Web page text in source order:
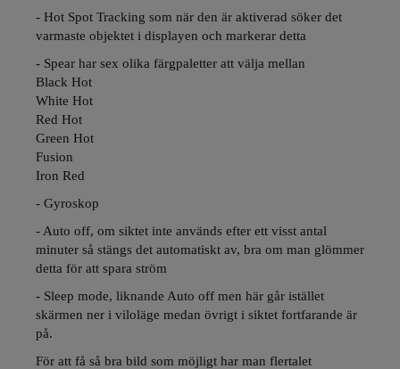
- Hot Spot Tracking som när den är aktiverad söker det
varmaste objektet i displayen och markerar detta
- Spear har sex olika färgpaletter att välja mellan
Black Hot
White Hot
Red Hot
Green Hot
Fusion
Iron Red
- Gyroskop
- Auto off, om siktet inte används efter ett visst antal
minuter så stängs det automatiskt av, bra om man glömmer
detta för att spara ström
- Sleep mode, liknande Auto off men här går istället
skärmen ner i viloläge medan övrigt i siktet fortfarande är
på.
För att få så bra bild som möjligt har man flertalet